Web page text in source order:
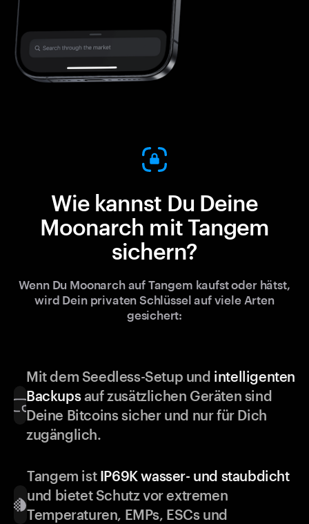
Wie kannst Du Deine
Moonarch mit Tangem
sichern?
Wenn Du Moonarch auf Tangem kaufst oder hätst,
wird Dein privaten Schlüssel auf viele Arten
gesichert:
Mit dem Seedless-Setup und intelligenten
Backupsauf zusätzlichen Geräten sind
Deine Bitcoins sicher und nur für Dich
zugänglich.
Tangem ist IP69K wasser- und staubdicht
und bietet Schutz vor extremen
Temperaturen, EMPs, ESCs und